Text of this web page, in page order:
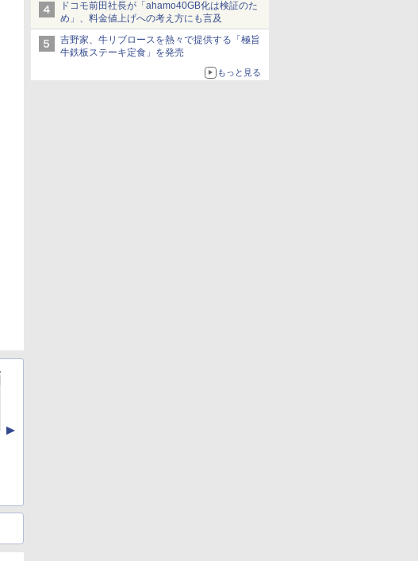
ドコモ前田社長が「ahamo40GB化は検証のた
め」、料金値上げへの考え方にも言及
吉野家、牛リブロースを熱々で提供する「極旨
牛鉄板ステーキ定食」を発売
もっと見る
▲